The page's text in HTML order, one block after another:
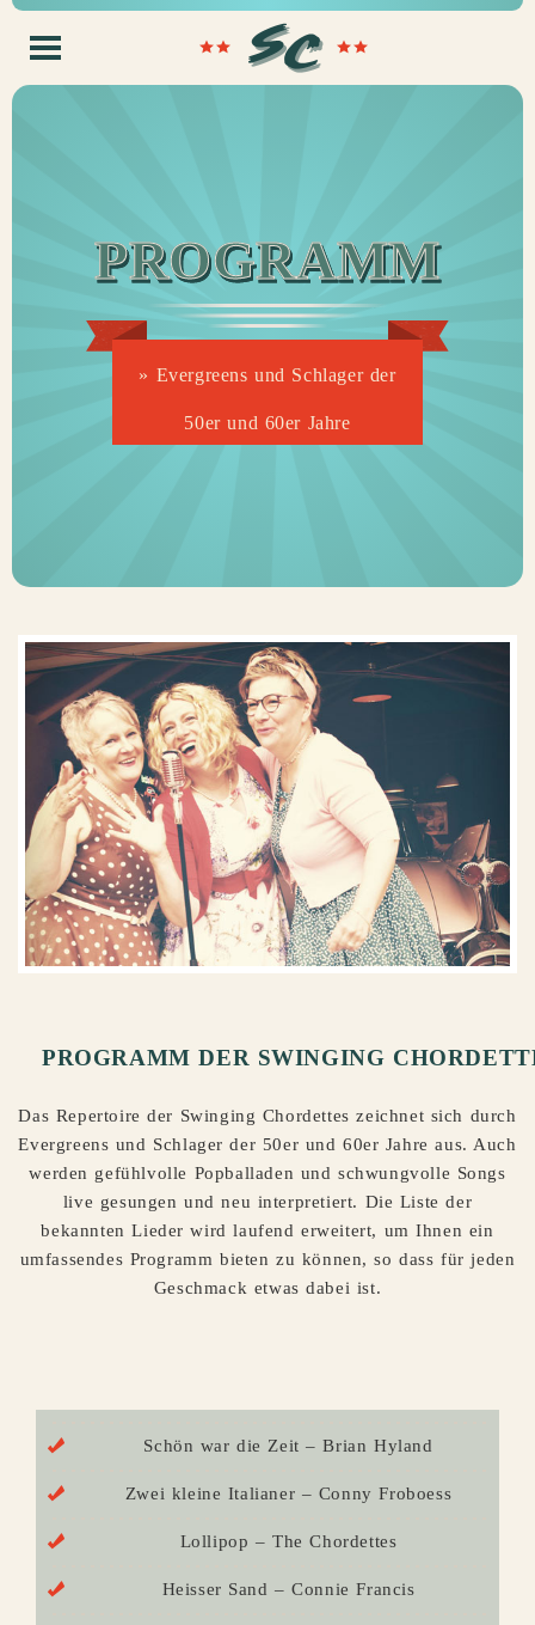
PROGRAMM
» Evergreens und Schlager der
50er und 60er Jahre
PROGRAMM DER SWINGING
Das Repertoire der Swinging Chordettes zeichnet sich durch
Evergreens und Schlager der 50er und 60er Jahre aus. Auch
werden gefühlvolle Popballaden und schwungvolle Songs
live gesungen und neu interpretiert. Die Liste der
bekannten Lieder wird laufend erweitert, um Ihnen ein
umfassendes Programm bieten zu können, so dass für jeden
Geschmack etwas dabei ist.
Schön war die Zeit – Brian Hyland
Zwei kleine Italianer – Conny Froboess
Lollipop – The Chordettes
Heisser Sand – Connie Francis